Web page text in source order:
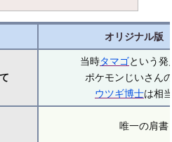
オリジナル版
当時タマゴという発
ポケモンじいさん
ウツギ博士は相
唯一の肩書